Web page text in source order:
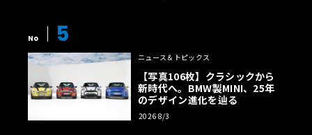
No 5
ニュース＆トピックス
【写真106枚】クラシックから
新時代へ。BMW製MINI、25年
のデザイン進化を辿る
2026 8/3